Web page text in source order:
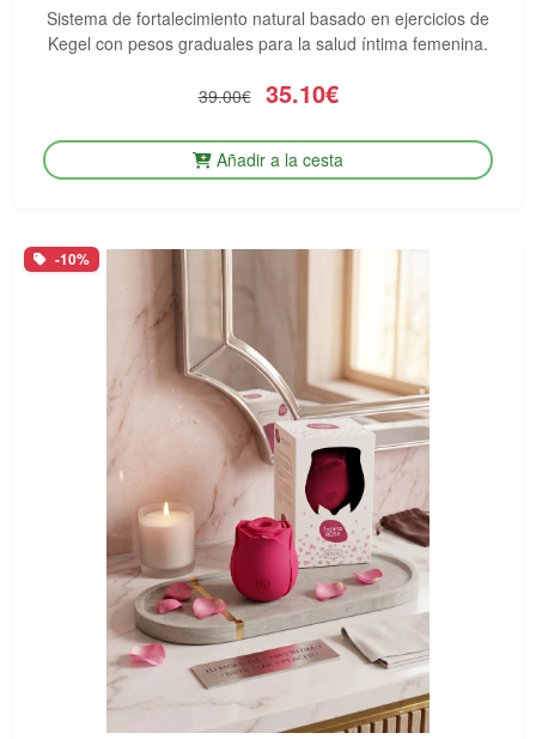
Sistema de fortalecimiento natural basado en ejercicios de
Kegel con pesos graduales para la salud íntima femenina.
39.00€ 35.10€
Añadir a la cesta
-10%